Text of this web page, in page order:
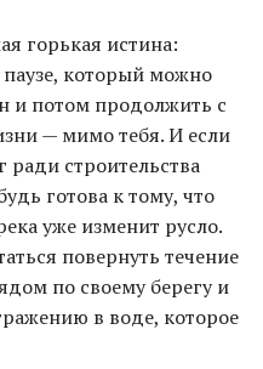
горькая истина:
который можно
и потом продолжить с
— мимо тебя. И если
строительства
готова к тому, что
уже изменит русло.
повернуть течение
по своему берегу и
в воде, которое